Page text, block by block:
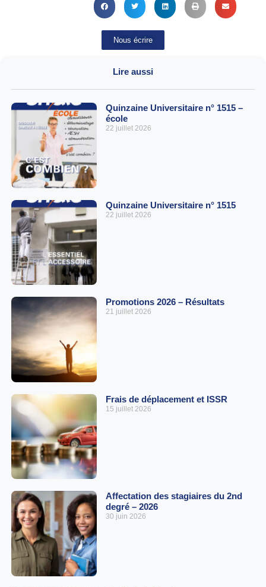
Nous écrire
Lire aussi
Quinzaine Universitaire n° 1515 –
école
22 juillet 2026
Quinzaine Universitaire n° 1515
22 juillet 2026
Promotions 2026 – Résultats
21 juillet 2026
Frais de déplacement et ISSR
15 juillet 2026
Affectation des stagiaires du 2nd
degré – 2026
30 juin 2026